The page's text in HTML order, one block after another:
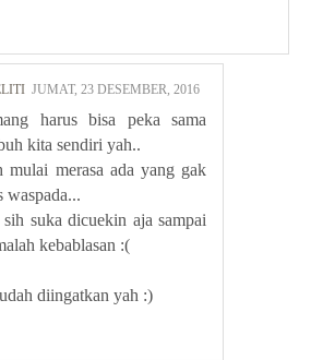
JUMAT, 23 DESEMBER, 2016
harus bisa peka sama
kita sendiri yah..
mulai merasa ada yang gak
waspada...
sih suka dicuekin aja sampai
kebablasan :(
diingatkan yah :)